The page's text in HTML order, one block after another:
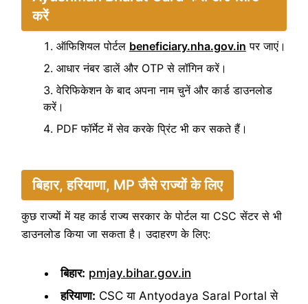
करें
ऑफिशियल पोर्टल beneficiary.nha.gov.in पर जाएं।
आधार नंबर डालें और OTP से लॉगिन करें।
वेरिफिकेशन के बाद अपना नाम चुनें और कार्ड डाउनलोड
करें।
PDF फॉर्मेट में सेव करके प्रिंट भी कर सकते हैं।
बिहार, हरियाणा, MP जैसे राज्यों के लिए
कुछ राज्यों में यह कार्ड राज्य सरकार के पोर्टल या CSC सेंटर से भी
डाउनलोड किया जा सकता है। उदाहरण के लिए:
बिहार: pmjay.bihar.gov.in
हरियाणा: CSC या Antyodaya Saral Portal से